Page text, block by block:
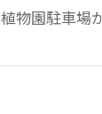
植物園駐車場